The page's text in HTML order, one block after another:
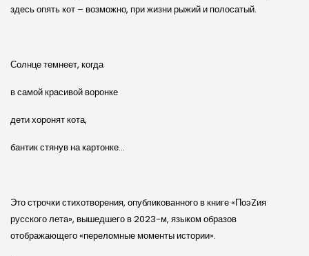
здесь опять кот – возможно, при жизни рыжий и полосатый.
Солнце темнеет, когда
в самой красивой воронке
дети хоронят кота,
бантик стянув на картонке…
Это строчки стихотворения, опубликованного в книге «ПоэZия
русского лета», вышедшего в 2023-м, языком образов
отображающего «переломные моменты истории».